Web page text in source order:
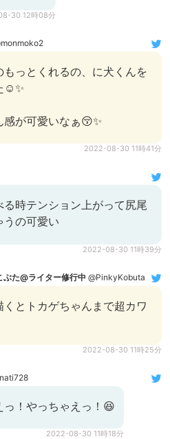
30 12時08分
もっとくれるの、に犬くんを
☺️✨
感が可愛いなぁ😚✨
2022-08-30 11時41分
る時テンション上がって尻尾
うの可愛い
2022-08-30 11時39分
た@ライター修行中 @PinkyKobuta
くとトカゲちゃんまで超カワ
2022-08-30 11時25分
っ！やっちゃえっ！😆
2022-08-30 11時18分